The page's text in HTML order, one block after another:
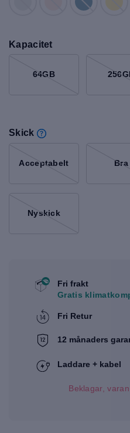
Kapacitet
64GB
Skick
Acceptabelt Bra
Nyskick
Fri frakt
Gratis
Fri Retur
12 månaders
Laddare + kabel
Beklagar,